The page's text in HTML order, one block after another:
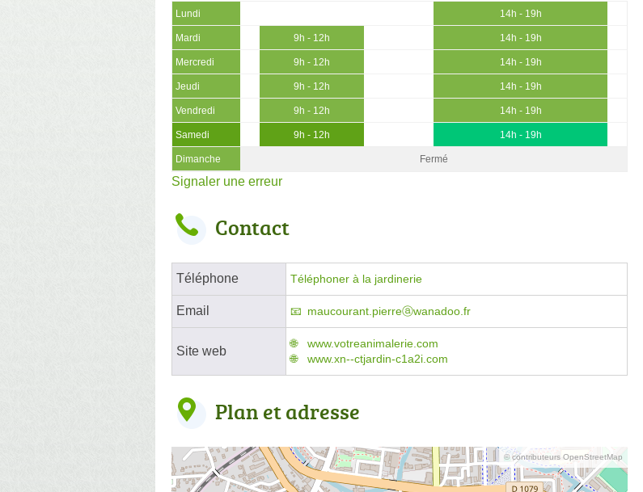
Lundi 14h - 19h
Mardi 9h - 12h 14h - 19h
Mercredi 9h - 12h 14h - 19h
Jeudi 9h - 12h 14h - 19h
Vendredi 9h - 12h 14h - 19h
Samedi 9h - 12h 14h - 19h
Dimanche Fermé
Signaler une erreur
Contact
Téléphone Téléphoner à la jardinerie
Email maucourant.pierreⓐwanadoo.fr
Site web
www.votreanimalerie.com
www.xn--ctjardin-c1a2i.com
Plan et adresse
© contributeurs OpenStreetMap